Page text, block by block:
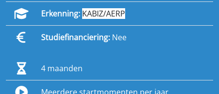
Erkenning: KABIZ/AERP
Studiefinanciering: Nee
4 maanden